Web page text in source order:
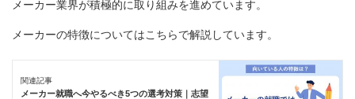
メーカー業界が積極的に取り組みを進めています。
メーカーの特徴についてはこちらで解説しています。
関連記事
メーカー就職へ今やるべき5つの選考対策｜志望